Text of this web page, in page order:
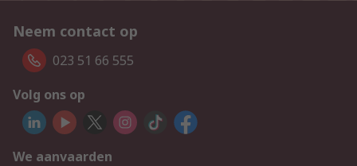
Neem contact op
023 51 66 555
Volg ons op
We aanvaarden